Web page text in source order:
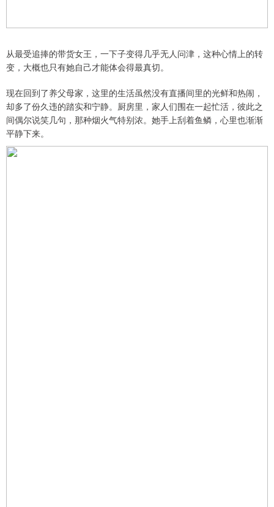
从最受追捧的带货女王，一下子变得几乎无人问津，这种心情上的转
变，大概也只有她自己才能体会得最真切。
现在回到了养父母家，这里的生活虽然没有直播间里的光鲜和热闹，
却多了份久违的踏实和宁静。厨房里，家人们围在一起忙活，彼此之
间偶尔说笑几句，那种烟火气特别浓。她手上刮着鱼鳞，心里也渐渐
平静下来。